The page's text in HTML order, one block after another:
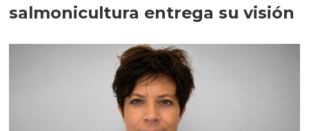
salmonicultura entrega su visión